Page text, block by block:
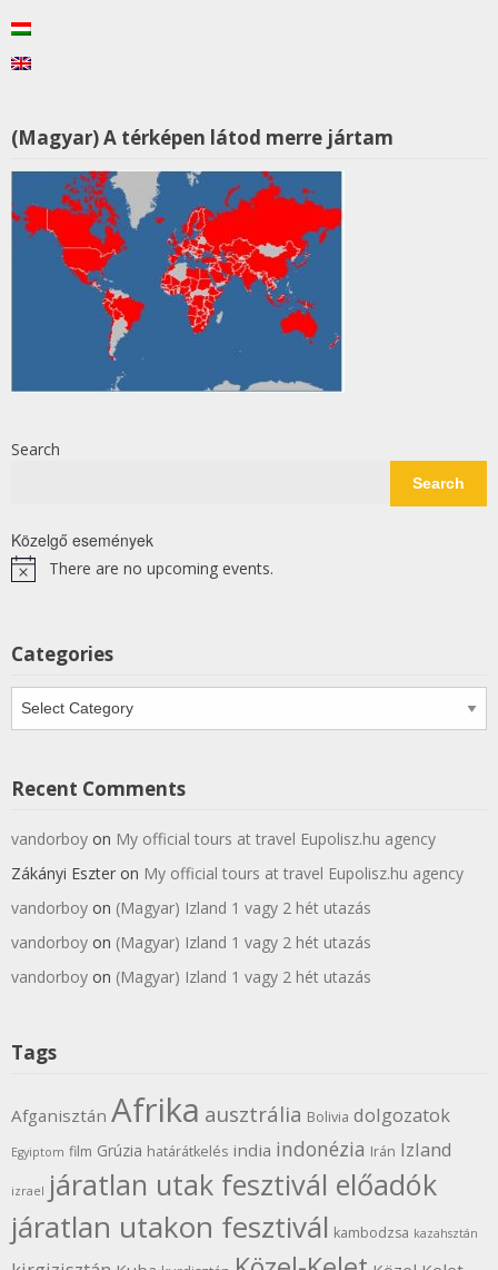
(Magyar) A térképen látod merre jártam
Search
Search
Közelgő események
NoticeThere are no upcoming events.
Categories
Categories
Recent Comments
vandorboy on My official tours at travel Eupolisz.hu agency
Zákányi Eszter on My official tours at travel Eupolisz.hu agency
vandorboy on (Magyar) Izland 1 vagy 2 hét utazás
vandorboy on (Magyar) Izland 1 vagy 2 hét utazás
vandorboy on (Magyar) Izland 1 vagy 2 hét utazás
Tags
Afganisztán Afrika ausztrália Bolivia dolgozatok
Egyiptom film Grúzia határátkelés india indonézia Irán Izland
izrael járatlan utak fesztivál előadók
járatlan utakon fesztivál kambodzsa kazahsztán